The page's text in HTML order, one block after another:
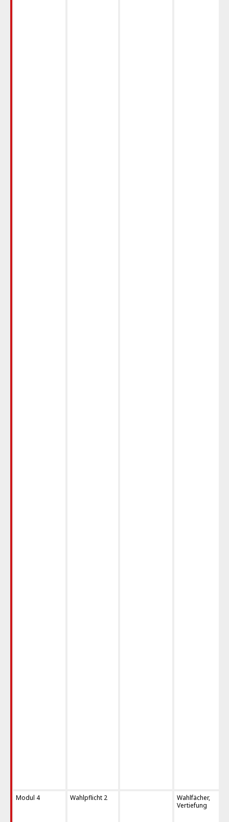
Modul 4 Wahlpflicht 2
Wahlfächer,
Vertiefung